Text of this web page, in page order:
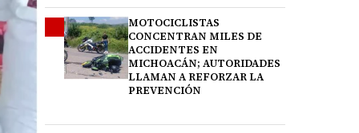
MOTOCICLISTAS
CONCENTRAN MILES DE
ACCIDENTES EN
MICHOACÁN; AUTORIDADES
LLAMAN A REFORZAR LA
PREVENCIÓN